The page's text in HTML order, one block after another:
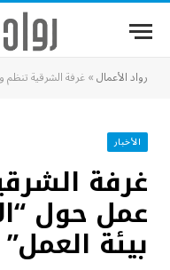
رواد الأعمال»غرفة الشرقية تنظم
الأخبار
غرفة
عمل حول
بيئة العمل”